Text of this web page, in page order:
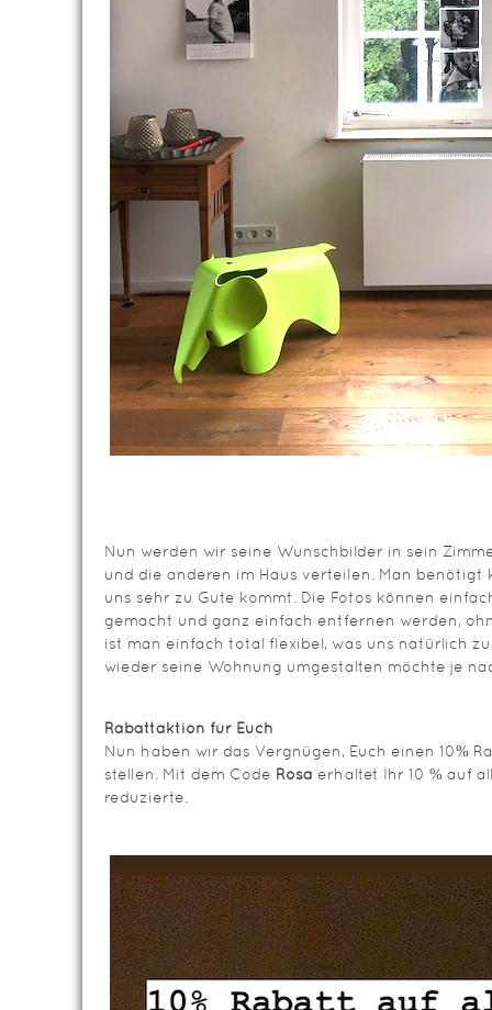
Nun werden wir seine Wunschbilder in sein
und die anderen im Haus verteilen. Man benötigt
uns sehr zu Gute kommt. Die Fotos können
gemacht und ganz einfach entfernen werden,
ist man einfach total flexibel, was uns natürlich
wieder seine Wohnung umgestalten möchte je
Rabattaktion für Euch
Nun haben wir das Vergnügen, Euch einen 10%
stellen. Mit dem Code Rosa erhaltet Ihr 10 % auf
reduzierte.